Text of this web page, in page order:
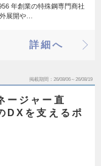
年創業の特殊鋼専門商社
展開や…
詳細へ
掲載期間 26/08/06～26/08/19
ージャー直
DXを支えるポ